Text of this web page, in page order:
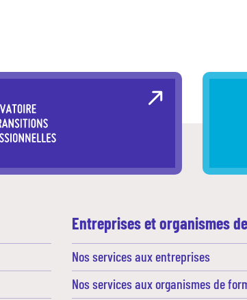
Entreprises et organismes
Nos services aux entreprises
Nos services aux organismes de